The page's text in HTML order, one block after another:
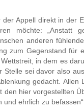
der Appell direkt in der
möchte: „Anstatt
anderen
zum Gegenstand für
in dem es
Stelle sei davor also
gedacht. Allen
den hier vorgestellten
und ehrlich zu